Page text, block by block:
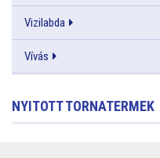
Vizilabda
Vívás
NYITOTT TORNATERMEK